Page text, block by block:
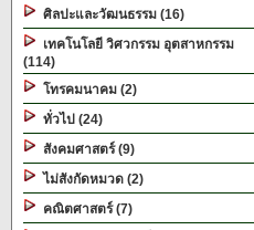
ศิลปะและวัฒนธรรม (16)
เทคโนโลยี วิศวกรรม อุตสาหกรรม
(114)
โทรคมนาคม (2)
ทั่วไป (24)
สังคมศาสตร์ (9)
ไม่สังกัดหมวด (2)
คณิตศาสตร์ (7)